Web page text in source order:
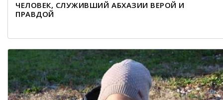
ЧЕЛОВЕК, СЛУЖИВШИЙ АБХАЗИИ ВЕРОЙ И
ПРАВДОЙ